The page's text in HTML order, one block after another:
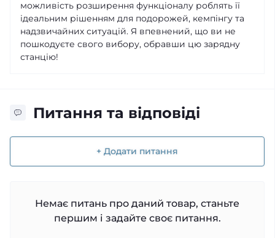
можливість розширення функціоналу роблять її
ідеальним рішенням для подорожей, кемпінгу та
надзвичайних ситуацій. Я впевнений, що ви не
пошкодуєте свого вибору, обравши цю зарядну
станцію!
Питання та відповіді
+ Додати питання
Немає питань про даний товар, станьте
першим і задайте своє питання.